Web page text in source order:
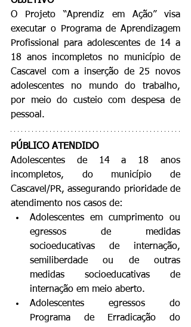
O Projeto “Aprendiz em Ação” visa
executar o Programa de Aprendizagem
Profissional para adolescentes de 14 a
18 anos incompletos no município de
Cascavel com a inserção de 25 novos
adolescentes no mundo do trabalho,
por meio do custeio com despesa de
pessoal.
PÚBLICO ATENDIDO
Adolescentes de 14 a 18 anos
incompletos, do município de
Cascavel/PR, assegurando prioridade de
atendimento nos casos de:
Adolescentes em cumprimento ou
egressos de medidas
socioeducativas de internação,
semiliberdade ou de outras
medidas socioeducativas de
internação em meio aberto.
Adolescentes egressos do
Programa de Erradicação do